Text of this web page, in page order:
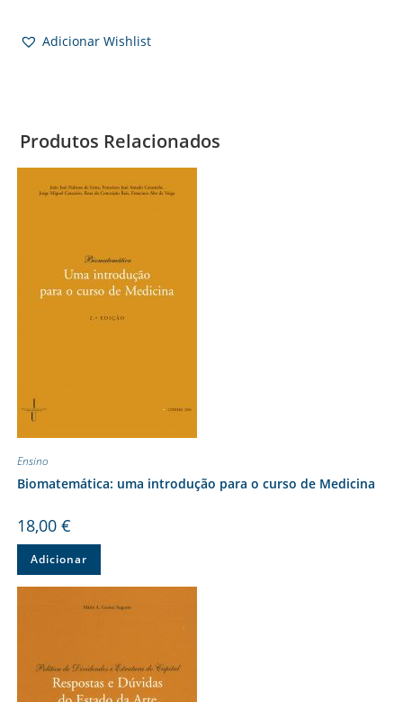
Adicionar Wishlist
Produtos Relacionados
Ensino
Biomatemática: uma introdução para o curso de Medicina
18,00 €
Adicionar